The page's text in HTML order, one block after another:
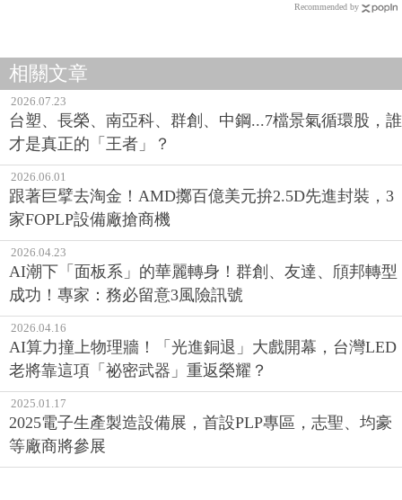
Recommended by
相關文章
2026.07.23
台塑、長榮、南亞科、群創、中鋼...7檔景氣循環股，誰
才是真正的「王者」？
2026.06.01
跟著巨擘去淘金！AMD擲百億美元拚2.5D先進封裝，3
家FOPLP設備廠搶商機
2026.04.23
AI潮下「面板系」的華麗轉身！群創、友達、頎邦轉型
成功！專家：務必留意3風險訊號
2026.04.16
AI算力撞上物理牆！「光進銅退」大戲開幕，台灣LED
老將靠這項「祕密武器」重返榮耀？
2025.01.17
2025電子生產製造設備展，首設PLP專區，志聖、均豪
等廠商將參展